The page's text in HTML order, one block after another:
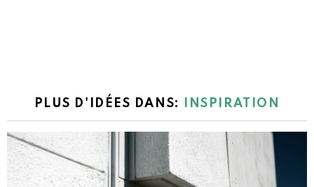
PLUS D'IDÉES DANS: INSPIRATION